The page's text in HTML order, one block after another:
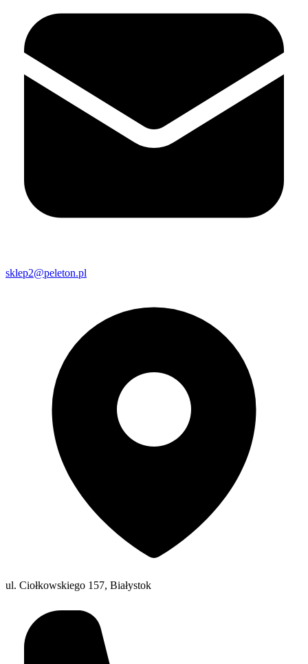
sklep2@peleton.pl
ul. Ciołkowskiego 157, Białystok